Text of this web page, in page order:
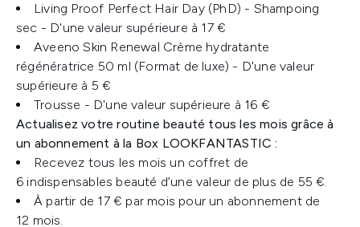
Living Proof Perfect Hair Day (PhD) - Shampoing
sec - D'une valeur supérieure à 17 €
Aveeno Skin Renewal Crème hydratante
régénératrice ​50 ml (Format de luxe) - D'une valeur
supérieure à 5 €
Trousse - D'une valeur supérieure à 16 €
Actualisez votre routine beauté tous les mois grâce à
un abonnement à la Box LOOKFANTASTIC :
Recevez tous les mois un coffret de
6 indispensables beauté d’une valeur de plus de 55 €.
À partir de 17 € par mois pour un abonnement de
12 mois.